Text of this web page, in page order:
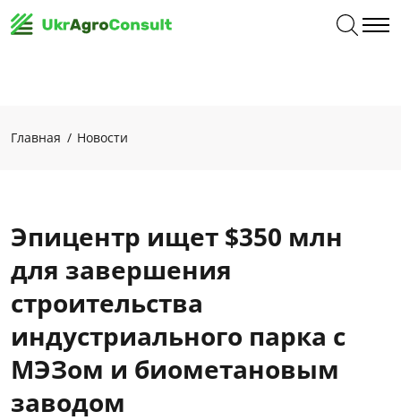
Главная Новости
Эпицентр ищет $350 млн
для завершения
строительства
индустриального парка с
МЭЗом и биометановым
заводом